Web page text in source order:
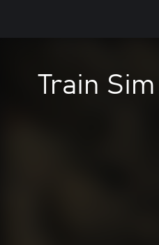
Train